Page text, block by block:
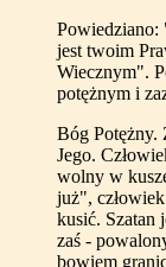
Powiedziano:
jest twoim
Wiecznym".
potężnym i
Bóg Potężny.
Jego.
wolny w
już",
kusić. Szatan
zaś -
bowiem